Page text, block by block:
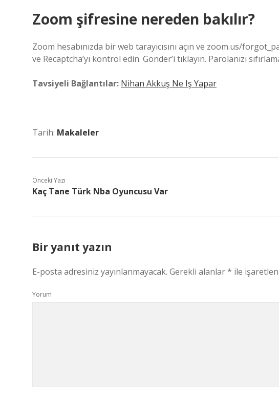
Zoom şifresine nereden bakılır?
Zoom hesabınızda bir web tarayıcısını açın ve zoom.us/
ve Recaptcha’yı kontrol edin. Gönder’i tıklayın. Parolanızı
Tavsiyeli Bağlantılar: Nihan Akkuş Ne Iş Yapar
Tarih: Makaleler
Önceki Yazı
Kaç Tane Türk Nba Oyuncusu Var
Bir yanıt yazın
E-posta adresiniz yayınlanmayacak. Gerekli alanlar* ile
Yorum